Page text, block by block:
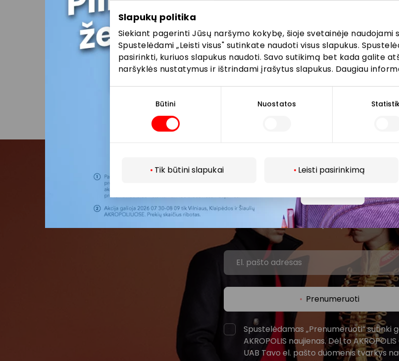
Slapukų politika
Siekiant pagerinti Jūsų naršymo kokybę, šioje svetainėje naudojami
Spustelėdami „Leisti visus" sutinkate naudoti visus slapukus.
pasirinkti, kuriuos slapukus naudoti. Savo sutikimą bet kada galite
naršyklės nustatymus ir ištrindami įrašytus slapukus. Daugiau
Būtini Nuostatos
Tik būtini slapukai Leisti pasirinkimą
neatitikimų tarp mūsų tinklalapyje pateiktos
informacijos parduotuvėje ar paslaugų teikimo vietoje,
vadovaukitės tuo, kas nurodyta konkrečioje
teikimo vietoje.
Visais klausimais, susijusiais su konkrečiomis
vykstančiomis akcijomis, prašome kreiptis tiesiogiai į
parduotuvę ar paslaugų teikimo vietą.
Prisijunkite prie mūsų
Pirmieji sužinokite apie geriausius pasiūlymus, renginius
AKROPOLIS prekybos centro.
Prenumeruoti
Spustelėdamas „Prenumeruoti“ sutinki
AKROPOLIS naujienas. Dėl to AKROPOLIS
UAB Tavo el. pašto duomenis tvarkys